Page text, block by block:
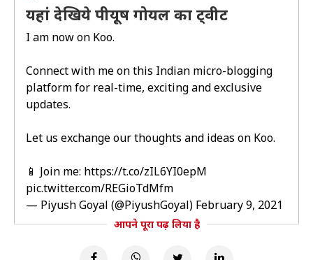
यहां देखिये पीयूष गोयल का ट्वीट
I am now on Koo.
Connect with me on this Indian micro-blogging
platform for real-time, exciting and exclusive
updates.
Let us exchange our thoughts and ideas on Koo.
📱 Join me: https://t.co/zIL6YI0epM
pic.twitter.com/REGioTdMfm
— Piyush Goyal (@PiyushGoyal) February 9, 2021
आपने पूरा पढ़ लिया है